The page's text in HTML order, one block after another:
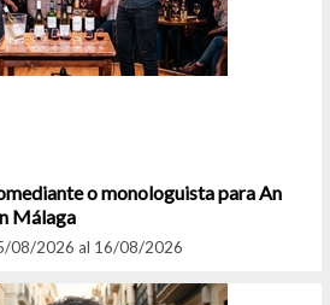
o monologuista para An
Málaga
08/2026 al 16/08/2026